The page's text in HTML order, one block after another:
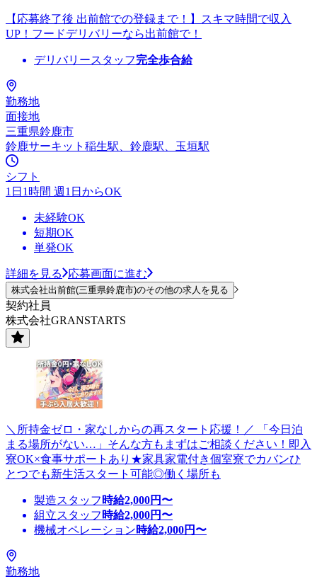
【応募終了後 出前館での登録まで！】スキマ時間で収入
UP！フードデリバリーなら出前館で！
デリバリースタッフ完全歩合給
勤務地
面接地
三重県鈴鹿市
鈴鹿サーキット稲生駅、鈴鹿駅、玉垣駅
シフト
1日1時間 週1日からOK
未経験OK
短期OK
単発OK
詳細を見る 応募画面に進む
株式会社出前館(三重県鈴鹿市)のその他の求人を見る
契約社員
株式会社GRANSTARTS
＼所持金ゼロ・家なしからの再スタート応援！／ 「今日泊
まる場所がない…」そんな方もまずはご相談ください！即入
寮OK×食事サポートあり★家具家電付き個室寮でカバンひ
とつでも新生活スタート可能◎働く場所も
製造スタッフ 時給2,000円〜
組立スタッフ 時給2,000円〜
機械オペレーション時給2,000円〜
勤務地